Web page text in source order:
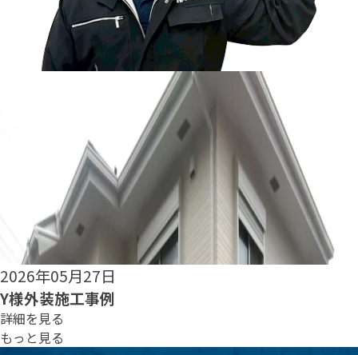
2026年05月25日
S様外装施工事例
詳細を見る
もっと見る